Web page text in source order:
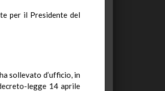
per il Presidente del
sollevato d’ufficio, in
legge 14 aprile